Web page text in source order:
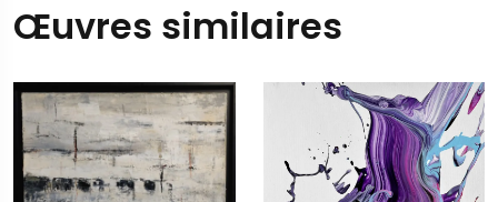
Œuvres similaires